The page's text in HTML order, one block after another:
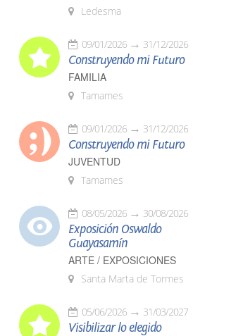
Ledesma
09/01/2026 31/12/2026
Construyendo mi Futuro
FAMILIA
Tamames
09/01/2026 31/12/2026
Construyendo mi Futuro
JUVENTUD
Tamames
08/05/2026 30/08/2026
Exposición Oswaldo
Guayasamín
ARTE / EXPOSICIONES
Santa Marta de Tormes
05/06/2026 31/03/2027
Visibilizar lo elegido